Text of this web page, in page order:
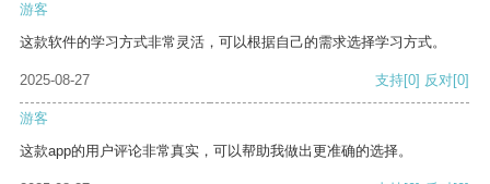
游客
这款软件的学习方式非常灵活，可以根据自己的需求选择学习方式。
2025-08-27 支持[0] 反对[0]
游客
这款app的用户评论非常真实，可以帮助我做出更准确的选择。